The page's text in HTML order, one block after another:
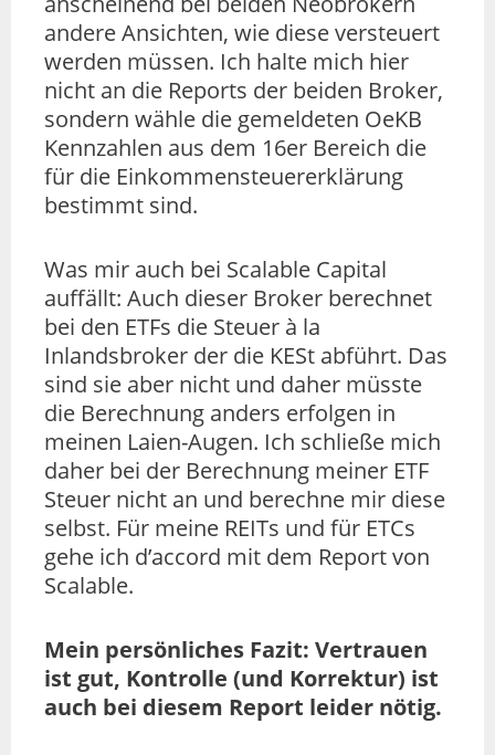
andere Ansichten, wie diese versteuert
werden müssen. Ich halte mich hier
nicht an die Reports der beiden Broker,
sondern wähle die gemeldeten OeKB
Kennzahlen aus dem 16er Bereich die
für die Einkommensteuererklärung
bestimmt sind.
Was mir auch bei Scalable Capital
auffällt: Auch dieser Broker berechnet
bei den ETFs die Steuer à la
Inlandsbroker der die KESt abführt. Das
sind sie aber nicht und daher müsste
die Berechnung anders erfolgen in
meinen Laien-Augen. Ich schließe mich
daher bei der Berechnung meiner ETF
Steuer nicht an und berechne mir diese
selbst. Für meine REITs und für ETCs
gehe ich d’accord mit dem Report von
Scalable.
Mein persönliches Fazit: Vertrauen
ist gut, Kontrolle (und Korrektur) ist
auch bei diesem Report leider nötig.